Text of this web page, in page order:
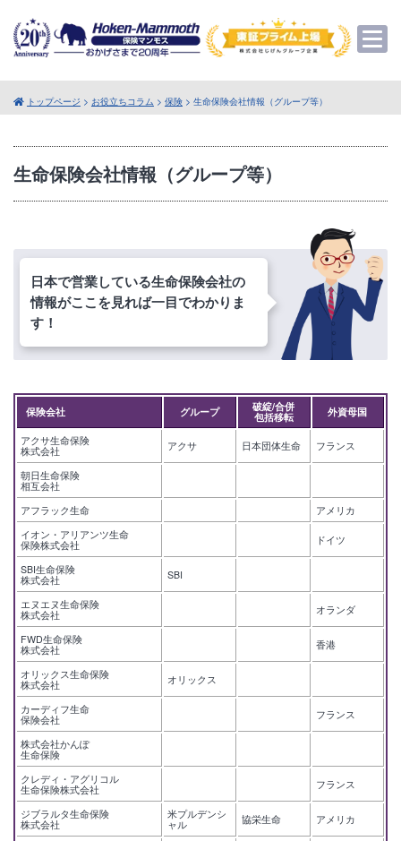
トップページ > お役立ちコラム > 保険 > 生命保険会社情報（グループ等）
生命保険会社情報（グループ等）
日本で営業している生命保険会社の
情報がここを見れば一目でわかりま
す！
保険会社 グループ
破綻/合併
包括移転
外資母国
アクサ生命保険
株式会社
アクサ 日本団体生命 フランス
朝日生命保険
相互会社
アフラック生命
アメリカ
イオン・アリアンツ生命
保険株式会社
ドイツ
SBI生命保険
株式会社
SBI
エヌエヌ生命保険
株式会社
オランダ
FWD生命保険
株式会社
香港
オリックス生命保険
株式会社
オリックス
カーディフ生命
保険会社
フランス
株式会社かんぽ
生命保険
クレディ・アグリコル
生命保険株式会社
フランス
ジブラルタ生命保険
株式会社
米プルデンシ
ャル
協栄生命 アメリカ